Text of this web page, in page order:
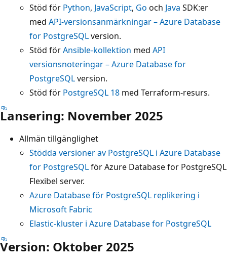
Stöd för Python, JavaScript, Go och Java SDK:er
med API-versionsanmärkningar – Azure Database
for PostgreSQLversion.
Stöd förAnsible-kollektion med API
versionsnoteringar – Azure Database for
PostgreSQLversion.
Stöd för PostgreSQL 18 med Terraform-resurs.
Lansering: November 2025
Allmän tillgänglighet
Stödda versioner av PostgreSQL i Azure Database
for PostgreSQLför Azure Database for PostgreSQL
Flexibel server.
Azure Database för PostgreSQL replikering i
Microsoft Fabric
Elastic-kluster i Azure Database for PostgreSQL
Version: Oktober 2025